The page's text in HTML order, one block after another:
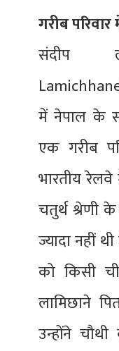
गरीब
संदीप
में नेपाल के
एक गरीब
भारतीय
चतुर्थ श्रेणी
ज्यादा नहीं
को किसी
लामिछाने
उन्होंने